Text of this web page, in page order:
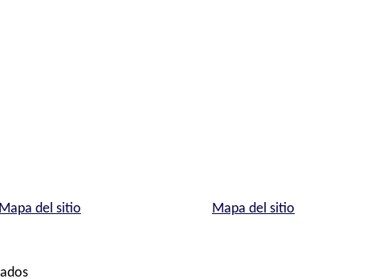
Mapa del sitio
Mapa del sitio